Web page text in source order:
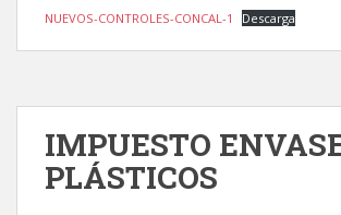
NUEVOS-CONTROLES-CONCAL-1 Descarga
IMPUESTO
PLÁSTICOS